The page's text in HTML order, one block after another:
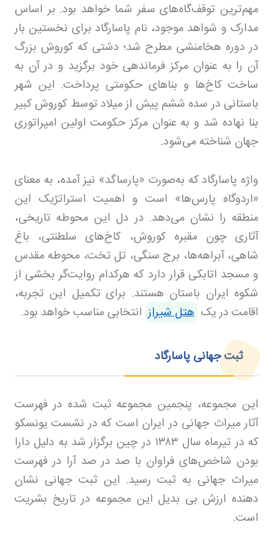
مهم‌ترین توقف‌گاه‌های سفر شما خواهد بود. بر اساس
مدارک و شواهد موجود، نام پاسارگاد برای نخستین بار
در دوره هخامنشی مطرح شد؛ دشتی که کوروش بزرگ
آن را به عنوان مرکز فرماندهی خود برگزید و در آن به
ساخت کاخ‌ها و بناهای حکومتی پرداخت. این شهر
باستانی در سده ششم پیش از میلاد توسط کوروش کبیر
بنا نهاده شد و به عنوان مرکز حکومت اولین امپراتوری
جهان شناخته می‌شود.
واژه پاسارگاد که به‌صورت «پارساگد» نیز آمده، به معنای
«اردوگاه پارس‌ها» است و اهمیت استراتژیک این
منطقه را نشان می‌دهد. در دل این محوطه تاریخی،
آثاری چون مقبره کوروش، کاخ‌های سلطنتی، باغ
شاهی، آبراهه‌ها، برج سنگی، تل تخت، محوطه مقدس
و مسجد اتابکی قرار دارد که هرکدام روایت‌گر بخشی از
شکوه ایران باستان هستند. برای تکمیل این تجربه،
اقامت در یک هتل شیراز انتخابی مناسب خواهد بود.
ثبت جهانی پاسارگاد
این مجموعه، پنجمین مجموعه ثبت‌ شده در فهرست
آثار میراث جهانی در ایران است که در نشست یونسکو
که در تیرماه سال ۱۳۸۳ در چین برگزار شد به دلیل دارا
بودن شاخص‌های فراوان با صد در صد آرا در فهرست
میراث جهانی به ثبت رسید. این ثبت جهانی نشان
دهنده ارزش بی بدیل این مجموعه در تاریخ بشریت
است.